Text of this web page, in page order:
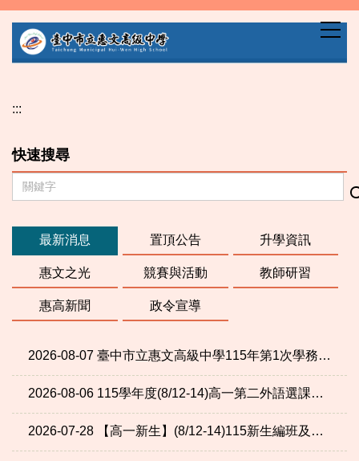
跳
容
:::
快速搜尋
最新消息 置頂公告 升學資訊
惠文之光 競賽與活動 教師研習
惠高新聞 政令宣導
2026-08-07 臺中市立惠文高級中學115年第1次學務創新人力（約僱人員）甄選簡章
2026-08-06 115學年度(8/12-14)高一第二外語選課須知及選課系統操作說明
2026-07-28 【高一新生】(8/12-14)115新生編班及學號公告(座號更新)暨新生訓練資訊